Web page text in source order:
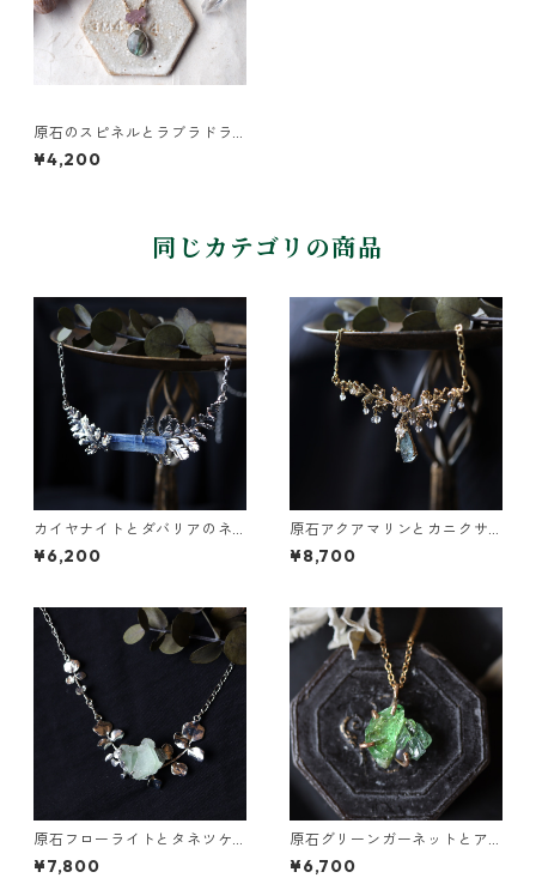
原石のスピネルとラブラドラ
イトのネックレス
¥4,200
同じカテゴリの商品
カイヤナイトとダバリアのネ
ックレス
¥6,200
原石アクアマリンとカニクサ
の葉の雫ネックレス
¥8,700
原石フローライトとタネツケ
バナのネックレス
¥7,800
原石グリーンガーネットとア
パタイトのネックレス
¥6,700